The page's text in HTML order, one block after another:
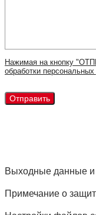
Нажимая на кнопку
обработки
Выходные данные и
Примечание о